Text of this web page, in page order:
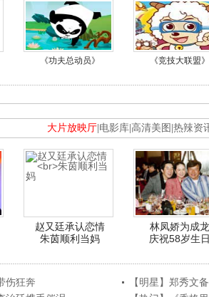
《功夫总动员》 《竞技大联盟》
大片放映厅 电影库 高清美图 热辣资
赵又廷承认恋情
朱茵顺利当妈
林凤娇为成龙
庆祝58岁生
伤狂奔
【明星】郑秀文